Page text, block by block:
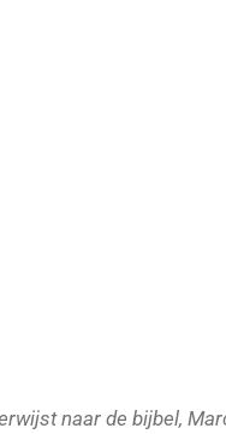
naar de bijbel,